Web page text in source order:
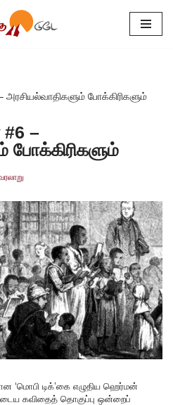
அரசியல்வாதிகளும் போக்கிரிகளும்
#6 –
போக்கிரிகளும்
‘மொபி டிக்’கை எழுதிய ஹெர்மன்
கவிதைத் தொகுப்பு ஒன்றைப்